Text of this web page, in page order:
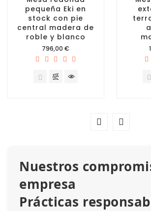
pequeña Eki en
stock con pie
central madera de
roble y blanco
Precio
796,00 €
Nuestros
empresa
Prácticas